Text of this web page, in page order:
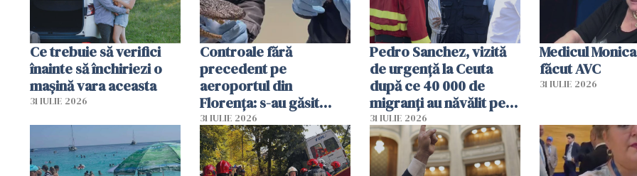
Ce trebuie să verifici
înainte să închiriezi o
mașină vara aceasta
31 IULIE 2026
Controale fără
precedent pe
aeroportul din
Florența: s-au găsit
capete de aligator și o
sumă imensă de bani
31 IULIE 2026
Pedro Sanchez, vizită
de urgență la Ceuta
după ce 40 000 de
migranți au năvălit pe
teritoriul spaniol: „Vom
mobiliza toate
resursele"
31 IULIE 2026
Medicul
făcut AVC
31 IULIE 2026